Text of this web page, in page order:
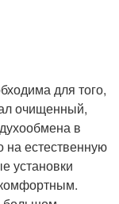
для того,
очищенный,
в
на естественную
установки